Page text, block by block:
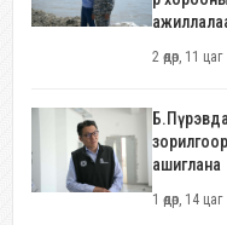
2 өдөр, 11 цаг
ашиглана
1 өдөр, 14 цаг